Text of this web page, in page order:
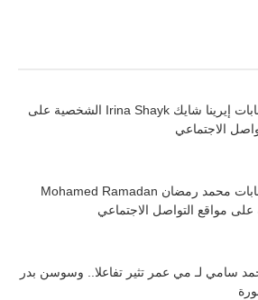
جميع حسابات إيرينا شايك Irina Shayk الشخصية على
الاجتماعي
جميع حسابات محمد رمضان Mohamed Ramadan
مواقع التواصل الاجتماعي
سامي لـ مي عمر تثير تفاعلا.. وسوسن بدر